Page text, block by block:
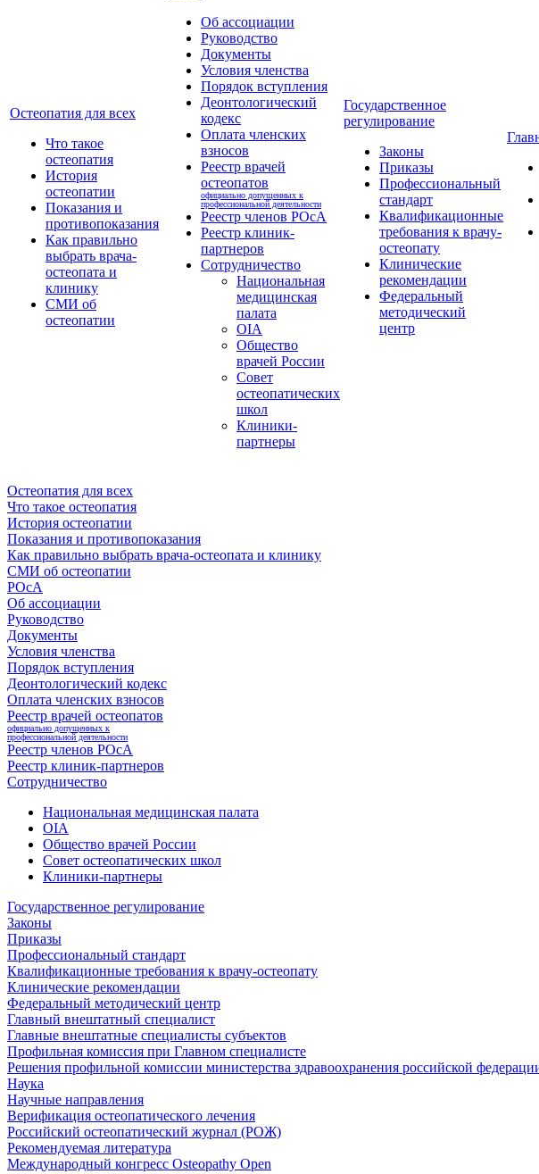
Остеопатия для всех
Что такое
остеопатия
История
остеопатии
Показания и
противопоказания
Как правильно
выбрать врача-
остеопата и
клинику
СМИ об
остеопатии
Об ассоциации
Руководство
Документы
Условия членства
Порядок вступления
Деонтологический
кодекс
Оплата членских
взносов
Реестр врачей
остеопатов
официально допущенных к
профессиональной деятельности
Реестр членов РОсА
Реестр клиник-
партнеров
Сотрудничество
Национальная
медицинская
палата
OIA
Общество
врачей России
Совет
остеопатических
школ
Клиники-
партнеры
Государственное
регулирование
Законы
Приказы
Профессиональный
стандарт
Квалификационные
требования к врачу-
остеопату
Клинические
рекомендации
Федеральный
методический
центр
Остеопатия для всех
Что такое остеопатия
История остеопатии
Показания и противопоказания
Как правильно выбрать врача-остеопата и клинику
СМИ об остеопатии
РОсА
Об ассоциации
Руководство
Документы
Условия членства
Порядок вступления
Деонтологический кодекс
Оплата членских взносов
Реестр врачей остеопатов
официально допущенных к
профессиональной деятельности
Реестр членов РОсА
Реестр клиник-партнеров
Сотрудничество
Национальная медицинская палата
OIA
Общество врачей России
Совет остеопатических школ
Клиники-партнеры
Государственное регулирование
Законы
Приказы
Профессиональный стандарт
Квалификационные требования к врачу-остеопату
Клинические рекомендации
Федеральный методический центр
Главный внештатный специалист
Главные внештатные специалисты субъектов
Профильная комиссия при Главном специалисте
Решения профильной комиссии министерства здравоохранения российской
Наука
Научные направления
Верификация остеопатического лечения
Российский остеопатический журнал (РОЖ)
Рекомендуемая литература
Международный конгресс Osteopathy Open